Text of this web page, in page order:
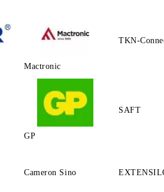
Mactronic
TKN-
GP
SAFT
Cameron Sino